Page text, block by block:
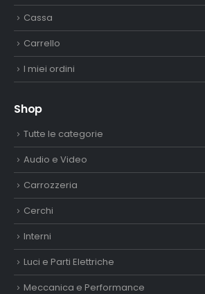
Cassa
Carrello
I miei ordini
Shop
Tutte le categorie
Audio e Video
Carrozzeria
Cerchi
Interni
Luci e Parti Elettriche
Meccanica e Performance